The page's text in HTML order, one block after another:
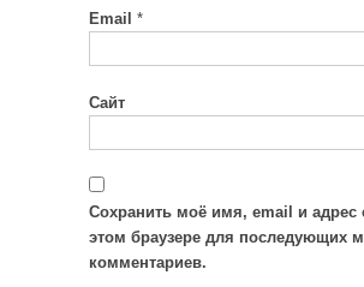
Email *
Сайт
Сохранить моё имя, email и адрес
этом браузере для последующих
комментариев.